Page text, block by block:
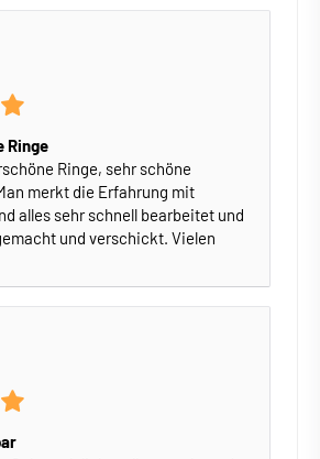
Ringe
Ringe, sehr schöne
merkt die Erfahrung mit
alles sehr schnell bearbeitet und
und verschickt. Vielen